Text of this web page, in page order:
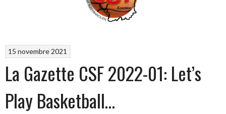
15 novembre 2021
La Gazette CSF 2022-01: Let’s
Play Basketball…